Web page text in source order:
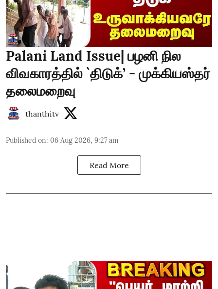
Palani Land Issue| பழனி நில
விவகாரத்தில் `திடுக்’ - முக்கியஸ்தர்
தலைமறைவு
thanthitv
Published on: 06 Aug 2026, 9:27 am
Read More